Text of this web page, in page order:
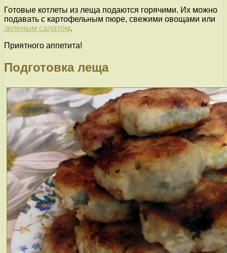
Готовые котлеты из леща подаются горячими. Их можно
подавать с картофельным пюре, свежими овощами или
зеленым салатом.
Приятного аппетита!
Подготовка леща